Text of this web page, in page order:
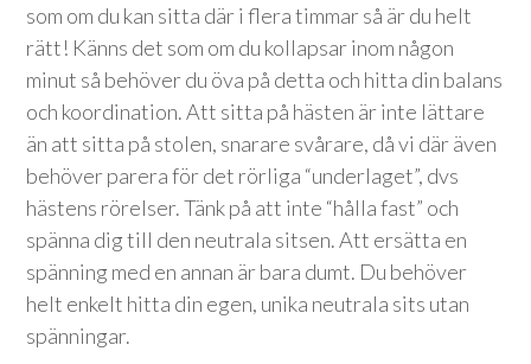
som om du kan sitta där i flera timmar så är du helt
rätt! Känns det som om du kollapsar inom någon
minut så behöver du öva på detta och hitta din balans
och koordination. Att sitta på hästen är inte lättare
än att sitta på stolen, snarare svårare, då vi där även
behöver parera för det rörliga “underlaget”, dvs
hästens rörelser. Tänk på att inte “hålla fast” och
spänna dig till den neutrala sitsen. Att ersätta en
spänning med en annan är bara dumt. Du behöver
helt enkelt hitta din egen, unika neutrala sits utan
spänningar.